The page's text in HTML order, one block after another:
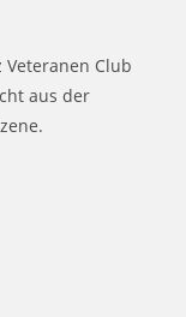
Club
aus der